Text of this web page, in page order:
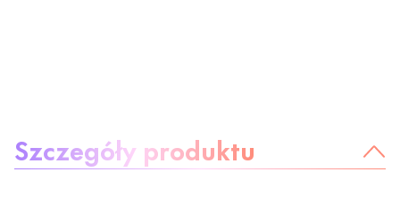
Szczegóły produktu